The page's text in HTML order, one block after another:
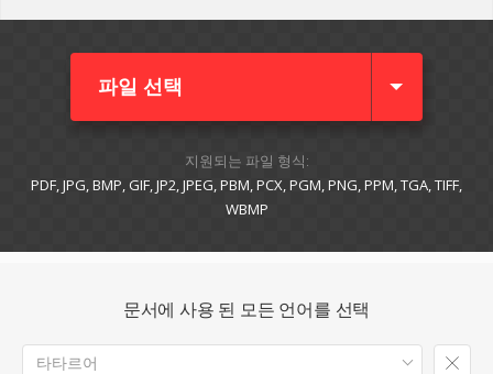
파일 선택
지원되는 파일 형식:
PDF, JPG, BMP, GIF, JP2, JPEG, PBM, PCX, PGM, PNG, PPM, TGA, TIFF,
WBMP
문서에 사용 된 모든 언어를 선택
타타르어